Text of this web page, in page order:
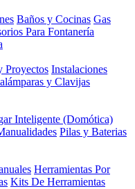
Baños y Cocinas Gas
Para Fontanería
Proyectos Instalaciones
y Clavijas
Inteligente (Domótica)
Pilas y Baterias
Herramientas Por
Kits De Herramientas